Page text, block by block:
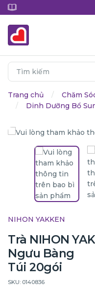
Trang chủ
Chăm
Dinh Dưỡng Bổ
NIHON YAKKEN
Trà NIHON
Ngưu Bàng
Túi 20gói
SKU: 0140836